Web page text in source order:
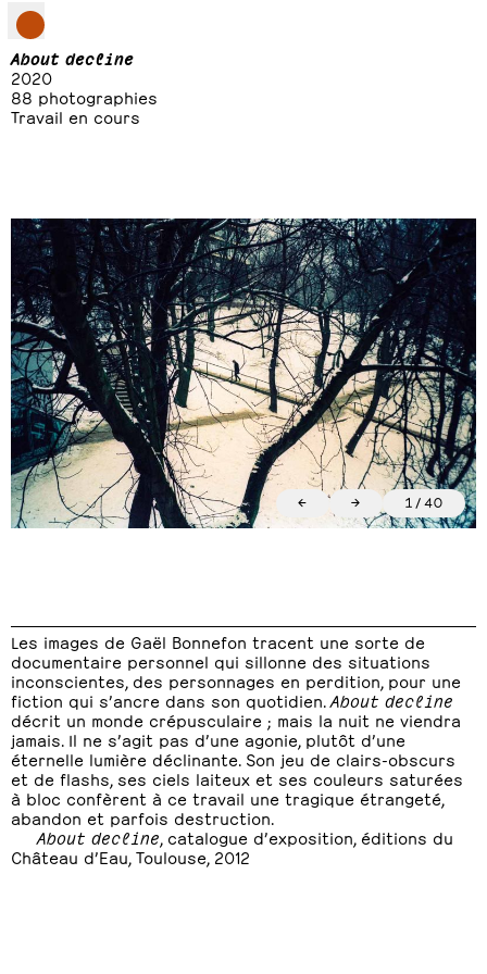
About decline
2020
88 photographies
Travail en cours
Les images de Gaël Bonnefon tracent une sorte de
documentaire personnel qui sillonne des situations
inconscientes, des personnages en perdition, pour une
fiction qui s’ancre dans son quotidien. About decline
décrit un monde crépusculaire ; mais la nuit ne viendra
jamais. Il ne s’agit pas d’une agonie, plutôt d’une
éternelle lumière déclinante. Son jeu de clairs-obscurs
et de flashs, ses ciels laiteux et ses couleurs saturées
à bloc confèrent à ce travail une tragique étrangeté,
abandon et parfois destruction.
About decline , catalogue d’exposition, éditions du
Château d’Eau, Toulouse, 2012
← → 1 /40